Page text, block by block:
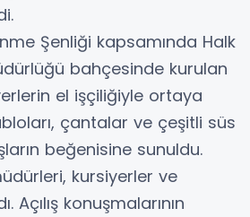
Şenliği kapsamında Halk
bahçesinde kurulan
el işçiliğiyle ortaya
çantalar ve çeşitli süs
beğenisine sunuldu.
kursiyerler ve
Açılış konuşmalarının